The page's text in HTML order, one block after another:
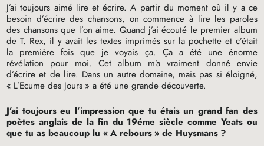
J’ai toujours aimé lire et écrire. A partir du moment où il y a ce
besoin d’écrire des chansons, on commence à lire les paroles
des chansons que l’on aime. Quand j’ai écouté le premier album
de T. Rex, il y avait les textes imprimés sur la pochette et c’était
la première fois que je voyais ça. Ça a été une énorme
révélation pour moi. Cet album m’a vraiment donné envie
d’écrire et de lire. Dans un autre domaine, mais pas si éloigné,
« L’Ecume des Jours » a été une grande découverte.
J’ai toujours eu l’impression que tu étais un grand fan des
poètes anglais de la fin du 19éme siècle comme Yeats ou
que tu as beaucoup lu «A rebours» de Huysmans ?